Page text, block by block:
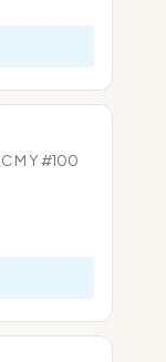
M Y #100